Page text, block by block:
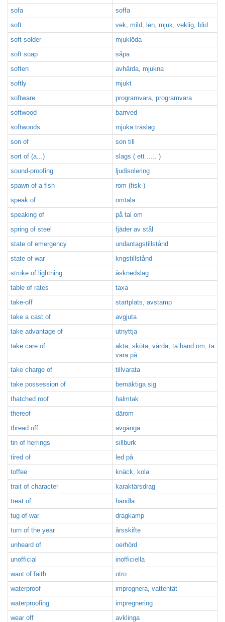
sofa
soffa
soft
vek, mild, len, mjuk, veklig, blid
soft-solder
mjuklöda
soft soap
såpa
soften
avhärda, mjukna
softly
mjukt
software
programvara, programvara
softwood
barrved
softwoods
mjuka träslag
son of
son till
sort of (a...)
slags ( ett ..... )
sound-proofing
ljudisolering
spawn of a fish
rom (fisk-)
speak of
omtala
speaking of
på tal om
spring of steel
fjäder av stål
state of emergency
undantagstillstånd
state of war
krigstillstånd
stroke of lightning
åsknedslag
table of rates
taxa
take-off
startplats, avstamp
take a cast of
avgjuta
take advantage of
utnyttja
take care of
akta, sköta, vårda, ta hand om, ta
vara på
take charge of
tillvarata
take possession of
bemäktiga sig
thatched roof
halmtak
thereof
därom
thread off
avgänga
tin of herrings
sillburk
tired of
led på
toffee
knäck, kola
trait of character
karaktärsdrag
treat of
handla
tug-of-war
dragkamp
turn of the year
årsskifte
unheard of
oerhörd
unofficial
inofficiella
want of faith
otro
waterproof
impregnera, vattentät
waterproofing
impregnering
wear off
avklinga